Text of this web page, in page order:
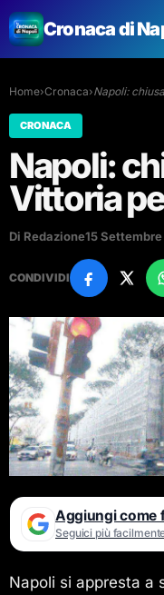
Cronaca di
Home›Cronaca›Napoli:
CRONACA
Napoli:
Vittoria
Di Redazione15
CONDIVIDI
Aggiungi come
Seguici più
Napoli si appresta a